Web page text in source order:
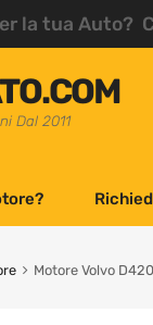
la tua Auto?
Dal 2011
Motore Volvo